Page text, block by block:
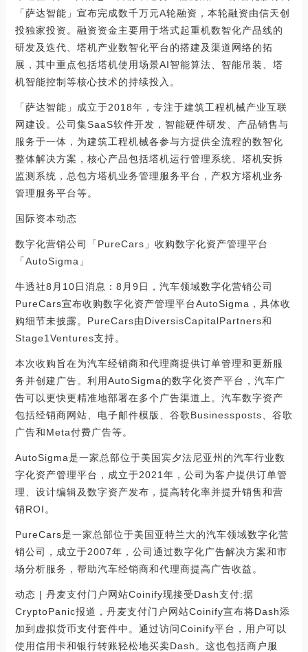
「萨达智能」宣布完成数千万元A轮融资，本轮融资由信天创
投独家投资。融资资金主要用于塔式起重机数智化产品线的
研发及迭代、塔机产业数智化平台的搭建及渠道网络的拓
展，其中重点包括塔机使用场景AI智能算法、智能吊装、塔
机智能控制等核心技术的持续投入。
「萨达智能」成立于2018年，专注于建筑工程机械产业互联
网建设。公司集SaaS软件开发，智能硬件研发、产品销售与
服务于一体，为建筑工程机械各参与方提供全流程的数智化
整体解决方案，核心产品包括塔机运行管理系统、塔机安拆
监测系统，总包方塔机业务管理服务平台，产权方塔机业务
管理服务平台等。
国际资本动态
数字化营销公司「PureCars」收购数字化资产管理平台
「AutoSigma」
牛透社8月10日消息：8月9日，汽车领域数字化营销公司
PureCars宣布收购数字化资产管理平台AutoSigma，具体收
购细节未披露。PureCars由DiversisCapitalPartners和
Stage1Ventures支持。
本次收购旨在为汽车经销商和代理商提供订单管理和更新服
务并创建广告。利用AutoSigma的数字化资产平台，汽车广
告可以更快更精准地部署在多个广告渠道上。汽车数字资产
包括经销商网站、电子邮件模版、谷歌Businessposts、谷歌
广告和Meta付费广告等。
AutoSigma是一家总部位于美国宾夕法尼亚州的汽车行业数
字化资产管理平台，成立于2021年，公司为客户提供订单管
理、设计编辑及数字资产发布，提高转化率并提升销售和营
销ROI。
PureCars是一家总部位于美国亚特兰大的汽车领域数字化营
销公司，成立于2007年，公司通过数字化广告解决方案和市
场分析服务，帮助汽车经销商和代理商提高广告收益。
动态 | 丹麦支付门户网站Coinify现接受Dash支付:据
CryptoPanic报道，丹麦支付门户网站Coinify宣布将Dash添
加到虚拟货币支付套件中。通过访问Coinify平台，用户可以
使用信用卡和银行转账轻松地买卖Dash。这也包括商户服